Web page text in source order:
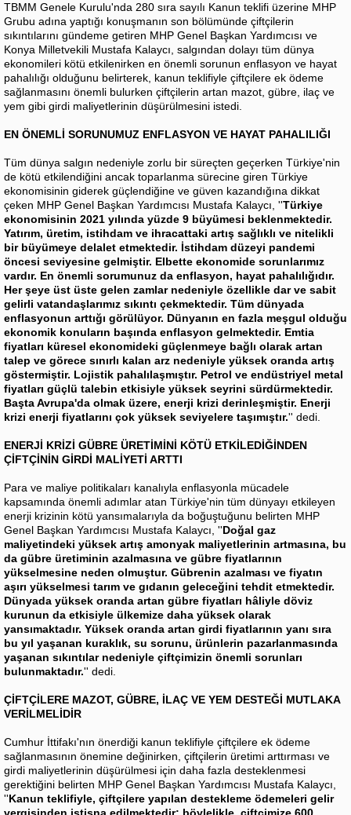
TBMM Genele Kurulu'nda 280 sıra sayılı Kanun teklifi üzerine MHP
Grubu adına yaptığı konuşmanın son bölümünde çiftçilerin
sıkıntılarını gündeme getiren MHP Genel Başkan Yardımcısı ve
Konya Milletvekili Mustafa Kalaycı, salgından dolayı tüm dünya
ekonomileri kötü etkilenirken en önemli sorunun enflasyon ve hayat
pahalılığı olduğunu belirterek, kanun teklifiyle çiftçilere ek ödeme
sağlanmasını önemli bulurken çiftçilerin artan mazot, gübre, ilaç ve
yem gibi girdi maliyetlerinin düşürülmesini istedi.
EN ÖNEMLİ SORUNUMUZ ENFLASYON VE HAYAT PAHALILIĞI
Tüm dünya salgın nedeniyle zorlu bir süreçten geçerken Türkiye'nin
de kötü etkilendiğini ancak toparlanma sürecine giren Türkiye
ekonomisinin giderek güçlendiğine ve güven kazandığına dikkat
çeken MHP Genel Başkan Yardımcısı Mustafa Kalaycı, ''Türkiye
ekonomisinin 2021 yılında yüzde 9 büyümesi beklenmektedir.
Yatırım, üretim, istihdam ve ihracattaki artış sağlıklı ve nitelikli
bir büyümeye delalet etmektedir. İstihdam düzeyi pandemi
öncesi seviyesine gelmiştir. Elbette ekonomide sorunlarımız
vardır. En önemli sorumunuz da enflasyon, hayat pahalılığıdır.
Her şeye üst üste gelen zamlar nedeniyle özellikle dar ve sabit
gelirli vatandaşlarımız sıkıntı çekmektedir. Tüm dünyada
enflasyonun arttığı görülüyor. Dünyanın en fazla meşgul olduğu
ekonomik konuların başında enflasyon gelmektedir. Emtia
fiyatları küresel ekonomideki güçlenmeye bağlı olarak artan
talep ve görece sınırlı kalan arz nedeniyle yüksek oranda artış
göstermiştir. Lojistik pahalılaşmıştır. Petrol ve endüstriyel metal
fiyatları güçlü talebin etkisiyle yüksek seyrini sürdürmektedir.
Başta Avrupa'da olmak üzere, enerji krizi derinleşmiştir. Enerji
krizi enerji fiyatlarını çok yüksek seviyelere taşımıştır.'' dedi.
ENERJİ KRİZİ GÜBRE ÜRETİMİNİ KÖTÜ ETKİLEDİĞİNDEN
ÇİFTÇİNİN GİRDİ MALİYETİ ARTTI
Para ve maliye politikaları kanalıyla enflasyonla mücadele
kapsamında önemli adımlar atan Türkiye'nin tüm dünyayı etkileyen
enerji krizinin kötü yansımalarıyla da boğuştuğunu belirten MHP
Genel Başkan Yardımcısı Mustafa Kalaycı, ''Doğal gaz
maliyetindeki yüksek artış amonyak maliyetlerinin artmasına, bu
da gübre üretiminin azalmasına ve gübre fiyatlarının
yükselmesine neden olmuştur. Gübrenin azalması ve fiyatın
aşırı yükselmesi tarım ve gıdanın geleceğini tehdit etmektedir.
Dünyada yüksek oranda artan gübre fiyatları hâliyle döviz
kurunun da etkisiyle ülkemize daha yüksek olarak
yansımaktadır. Yüksek oranda artan girdi fiyatlarının yanı sıra
bu yıl yaşanan kuraklık, su sorunu, ürünlerin pazarlanmasında
yaşanan sıkıntılar nedeniyle çiftçimizin önemli sorunları
bulunmaktadır.'' dedi.
ÇİFTÇİLERE MAZOT, GÜBRE, İLAÇ VE YEM DESTEĞİ MUTLAKA
VERİLMELİDİR
Cumhur İttifakı'nın önerdiği kanun teklifiyle çiftçilere ek ödeme
sağlanmasının önemine değinirken, çiftçilerin üretimi arttırması ve
girdi maliyetlerinin düşürülmesi için daha fazla desteklenmesi
gerektiğini belirten MHP Genel Başkan Yardımcısı Mustafa Kalaycı,
''Kanun teklifiyle, çiftçilere yapılan destekleme ödemeleri gelir